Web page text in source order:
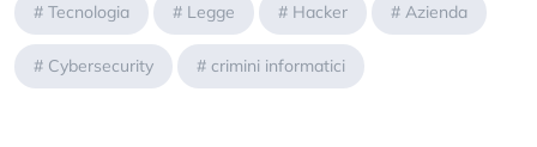
# Tecnologia # Legge # Hacker # Azienda
# Cybersecurity # crimini informatici